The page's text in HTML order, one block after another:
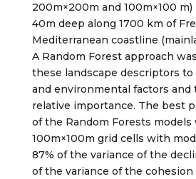
200m×200m and 100m×100
40m deep along 1700 km of
Mediterranean coastline
A Random Forest approach
these landscape descriptors
and environmental factors and
relative importance. The best
of the Random Forests
100m×100m grid cells with
87% of the variance of the
of the variance of the cohesion